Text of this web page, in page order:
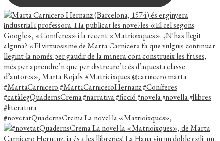
#novetatQuadernsCrema La novel·la «Matrioixques»,